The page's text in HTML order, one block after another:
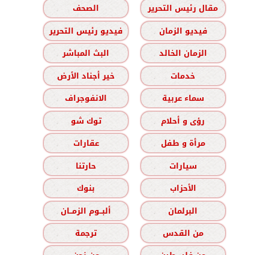
مقال رئيس التحرير
الصحف
فيديو الزمان
فيديو رئيس التحرير
الزمان الخالد
البث المباشر
خدمات
خير أجناد الأرض
سماء عربية
الانفوجراف
رؤى و أحلام
توك شو
مرأة و طفل
عقارات
سيارات
حارتنا
الأحزاب
بنوك
البرلمان
ألبــوم الزمــان
من القدس
ترجمة